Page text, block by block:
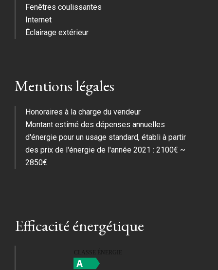
Fenêtres coulissantes
Internet
Éclairage extérieur
Mentions légales
Honoraires à la charge du vendeur
Montant estimé des dépenses annuelles
d'énergie pour un usage standard, établi à partir
des prix de l'énergie de l'année 2021 : 2100€ ~
2850€
Efficacité énergétique